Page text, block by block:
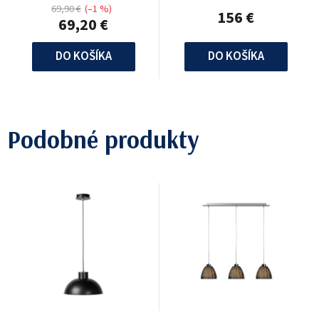
69,20 €
69,90 € (–1 %)
DO KOŠÍKA
156 €
DO KOŠÍKA
Podobné produkty